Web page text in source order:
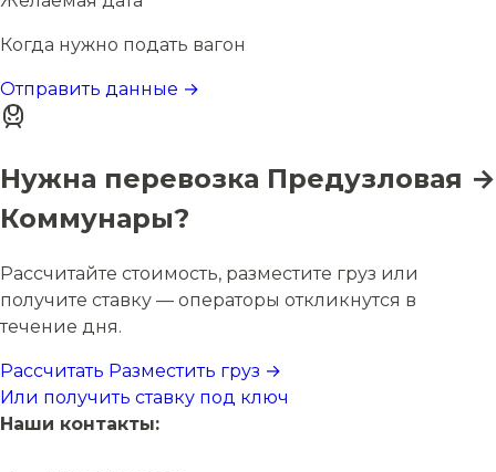
Когда нужно подать вагон
Отправить данные →
Нужна перевозка Предузловая →
Коммунары?
Рассчитайте стоимость, разместите груз или
получите ставку — операторы откликнутся в
течение дня.
Рассчитать Разместить груз →
Или получить ставку под ключ
Наши контакты: